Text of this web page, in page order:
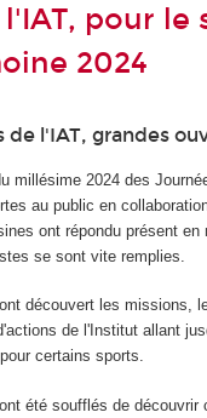
l'IAT, pour
2024
de l'IAT, grandes
millésime 2024 des
au public en
ont répondu présent
se sont vite remplies.
découvert les missions,
de l'Institut allant
certains sports.
ont été soufflés de